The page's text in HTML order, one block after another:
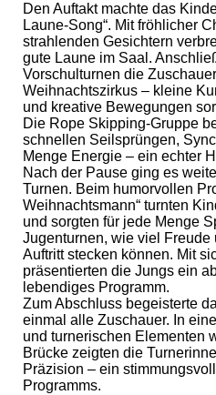
Den Auftakt machte das
Laune-Song“. Mit fröhlicher
strahlenden Gesichtern
gute Laune im Saal.
Vorschulturnen die
Weihnachtszirkus – kleine
und kreative Bewegungen
Die Rope Skipping-Gruppe
schnellen Seilsprüngen,
Menge Energie – ein echter
Nach der Pause ging es
Turnen. Beim humorvollen
Weihnachtsmann“ turnten
und sorgten für jede Menge
Jugenturnen, wie viel Freude
Auftritt stecken können. Mit
präsentierten die Jungs ein
lebendiges Programm.
Zum Abschluss begeisterte
einmal alle Zuschauer. In
und turnerischen Elementen
Brücke zeigten die
Präzision – ein
Programms.